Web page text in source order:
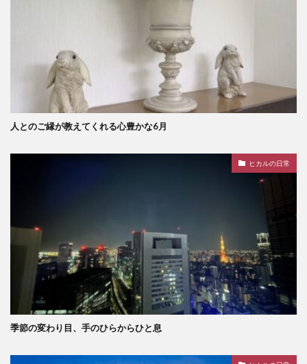
人とのご縁が教えてくれる心豊かな6月
ヒカルの日常
季節の変わり目、手のひらからひと息